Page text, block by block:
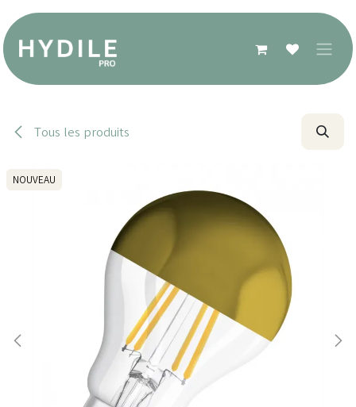
Se rendre au contenu
Tous les produits
NOUVEAU
NOUVEAU